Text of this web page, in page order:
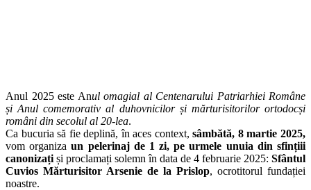
Anul 2025 este Anul omagial al Centenarului Patriarhiei Române
și Anul comemorativ al duhovnicilor și mărturisitorilor ortodocși
români din secolul al 20-lea.
Ca bucuria să fie deplină, în aces context, sâmbătă, 8 martie 2025,
vom organizaun pelerinaj de 1 zi, pe urmele unuia din sfințiii
canonizați și proclamați solemn în data de 4 februarie 2025: Sfântul
Cuvios Mărturisitor Arsenie de la Prislop, ocrotitorul fundației
noastre.